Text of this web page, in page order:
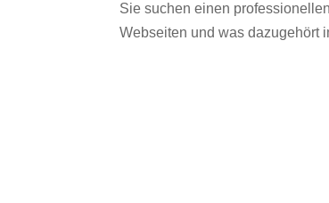
Sie suchen einen
Webseiten und was dazugehört